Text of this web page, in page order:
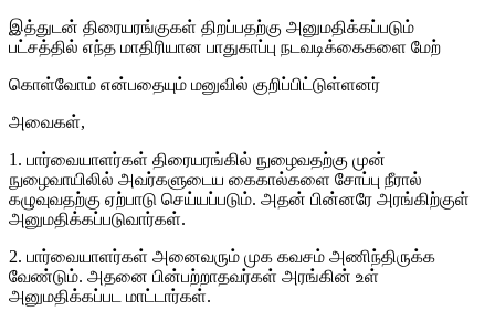
இத்துடன் திரையரங்குகள் திறப்பதற்கு அனுமதிக்கப்படும்
பட்சத்தில் எந்த மாதிரியான பாதுகாப்பு நடவடிக்கைகளை மேற்
கொள்வோம் என்பதையும் மனுவில் குறிப்பிட்டுள்ளனர்
அவைகள்,
1. பார்வையாளர்கள் திரையரங்கில் நுழைவதற்கு முன்
நுழைவாயிலில் அவர்களுடைய கைகால்களை சோப்பு நீரால்
கழுவுவதற்கு ஏற்பாடு செய்யப்படும். அதன் பின்னரே அரங்கிற்குள்
அனுமதிக்கப்படுவார்கள்.
2. பார்வையாளர்கள் அனைவரும் முக கவசம் அணிந்திருக்க
வேண்டும். அதனை பின்பற்றாதவர்கள் அரங்கின் உள்
அனுமதிக்கப்பட மாட்டார்கள்.